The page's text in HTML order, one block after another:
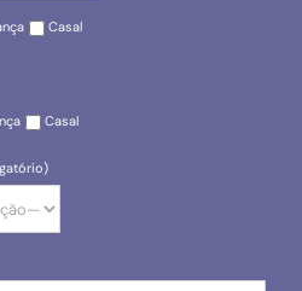
Casal
Casal